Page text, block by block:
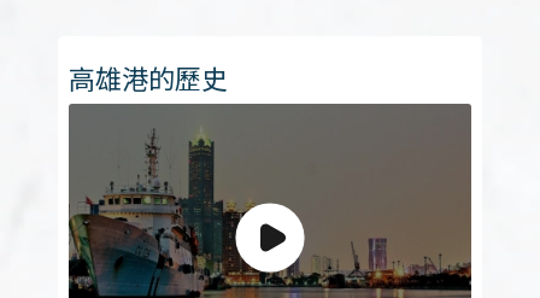
高雄港的歷史